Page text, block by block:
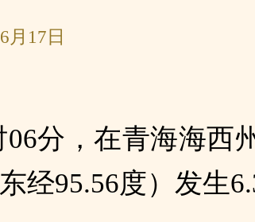
月17日
06分，在青海海西
经95.56度）发生